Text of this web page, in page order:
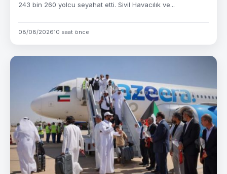
243 bin 260 yolcu seyahat etti. Sivil Havacılık ve...
08/08/202610 saat önce